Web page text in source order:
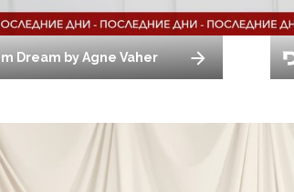
Dream by Agne Vaher